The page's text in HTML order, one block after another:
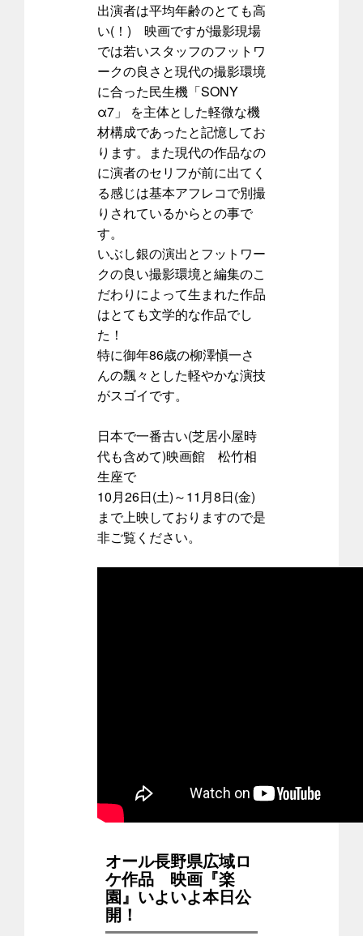
出演者は平均年齢のとても高
い(！) 映画ですが撮影現場
では若いスタッフのフットワ
ークの良さと現代の撮影環境
に合った民生機「SONY
α7」 を主体とした軽微な機
材構成であったと記憶してお
ります。また現代の作品なの
に演者のセリフが前に出てく
る感じは基本アフレコで別撮
りされているからとの事で
す。
いぶし銀の演出とフットワー
クの良い撮影環境と編集のこ
だわりによって生まれた作品
はとても文学的な作品でし
た！
特に御年86歳の柳澤愼一さ
んの飄々とした軽やかな演技
がスゴイです。
日本で一番古い(芝居小屋時
代も含めて)映画館 松竹相
生座で
10月26日(土)～11月8日(金)
まで上映しておりますので是
非ご覧ください。
オール長野県広域ロ
ケ作品 映画『楽
園』いよいよ本日公
開！